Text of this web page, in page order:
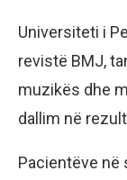
Universiteti i
revistë BMJ,
muzikës dhe
dallim në
Pacientëve në